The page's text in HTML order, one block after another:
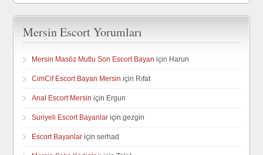
Mersin Escort Yorumları
Mersin Masöz Mutlu Son Escort Bayan için Harun
CimCif Escort Bayan Mersin için Rıfat
Anal Escort Mersin için Ergun
Suriyeli Escort Bayanlar içingezgin
Escort Bayanlar içinserhad